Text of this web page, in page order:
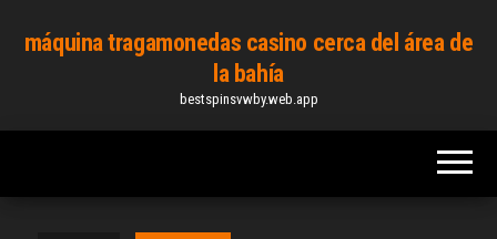
máquina tragamonedas casino cerca del área de
la bahía
bestspinsvwby.web.app